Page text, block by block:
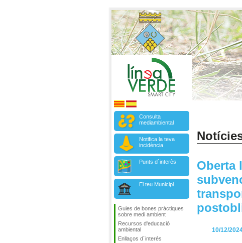
Consulta
mediambiental
Notifica la teva
incidència
Punts d`interès
El teu Municipi
Guies de bones pràctiques
sobre medi ambient
Recursos d'educació
ambiental
Enllaços d´interés
Oberta
10/12/